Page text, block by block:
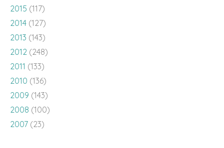
2015 (117)
2014 (127)
2013 (143)
2012 (248)
2011 (133)
2010 (136)
2009 (143)
2008 (100)
2007 (23)